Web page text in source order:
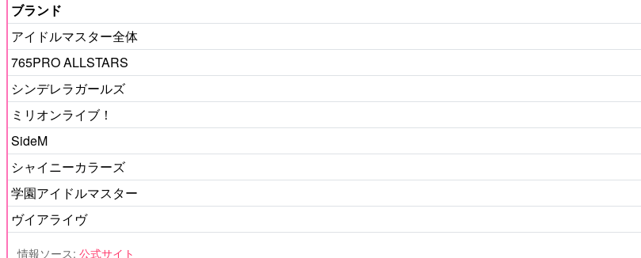
ブランド
アイドルマスター全体
765PRO ALLSTARS
シンデレラガールズ
ミリオンライブ！
SideM
シャイニーカラーズ
学園アイドルマスター
ヴイアライヴ
情報ソース: 公式サイト